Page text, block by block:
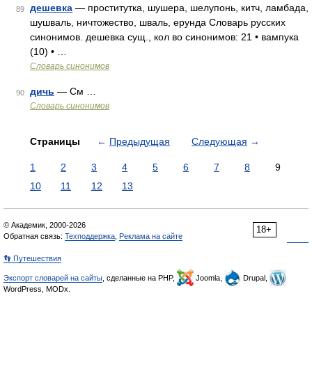
89 дешевка — проститутка, шушера, шелупонь, китч, ламбада,
шушваль, ничтожество, шваль, ерунда Словарь русских
синонимов. дешевка сущ., кол во синонимов: 21 • вампука
(10) • …
Словарь синонимов
90 дичь — См …
Словарь синонимов
Страницы ← Предыдущая Следующая →
1 2 3 4 5 6 7 8
9
10
11 12 13
18+
© Академик, 2000-2026
Обратная связь: Техподдержка Реклама на сайте
👣 Путешествия
Экспорт словарей на сайты , сделанные на PHP, Joomla,
Drupal,
WordPress, MODx.